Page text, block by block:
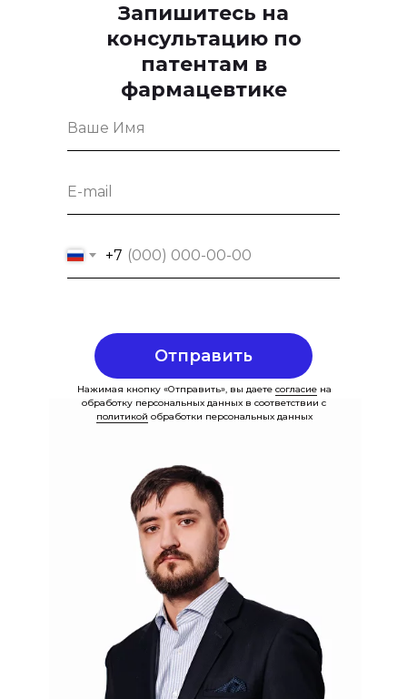
Запишитесь на
консультацию по
патентам в
фармацевтике
+7
Отправить
Нажимая кнопку «Отправить», вы даете согласиена
обработку персональных данных в соответствии с
политикой обработки персональных данных
Полина Пушкарёва
юрист практики защиты
интеллектуальной собственности
Специалист, проверивший статью:
Опубликовано:
15.05.2025